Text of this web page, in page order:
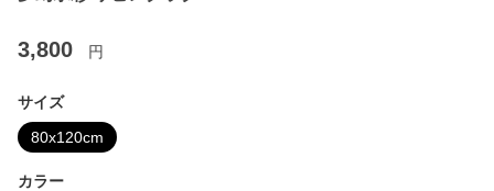
3,800 円
サイズ
80x120cm
カラー